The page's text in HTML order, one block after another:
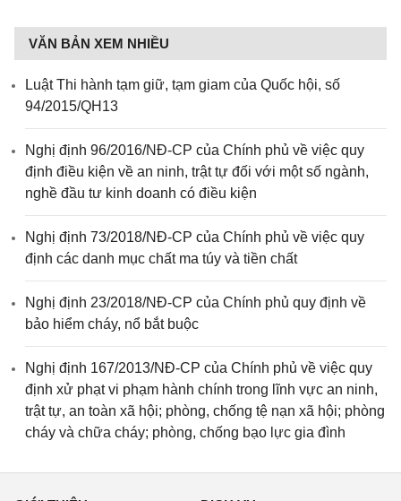
VĂN BẢN XEM NHIỀU
Luật Thi hành tạm giữ, tạm giam của Quốc hội, số
94/2015/QH13
Nghị định 96/2016/NĐ-CP của Chính phủ về việc quy
định điều kiện về an ninh, trật tự đối với một số ngành,
nghề đầu tư kinh doanh có điều kiện
Nghị định 73/2018/NĐ-CP của Chính phủ về việc quy
định các danh mục chất ma túy và tiền chất
Nghị định 23/2018/NĐ-CP của Chính phủ quy định về
bảo hiểm cháy, nổ bắt buộc
Nghị định 167/2013/NĐ-CP của Chính phủ về việc quy
định xử phạt vi phạm hành chính trong lĩnh vực an ninh,
trật tự, an toàn xã hội; phòng, chống tệ nạn xã hội; phòng
cháy và chữa cháy; phòng, chống bạo lực gia đình